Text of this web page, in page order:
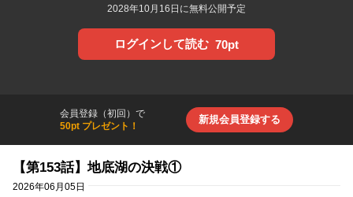
2028年10月16日に無料公開予定
ログインして読む 70pt
会員登録（初回）で
50pt プレゼント！
新規会員登録する
【第153話】地底湖の決戦①
2026年06月05日